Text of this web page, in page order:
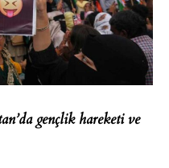
gençlik hareketi ve